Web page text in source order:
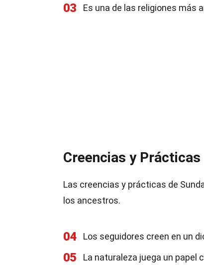
03 Es una de las religiones más
Creencias y Prácticas
Las creencias y prácticas de
los ancestros.
04 Los seguidores creen en un
05 La naturaleza juega un papel